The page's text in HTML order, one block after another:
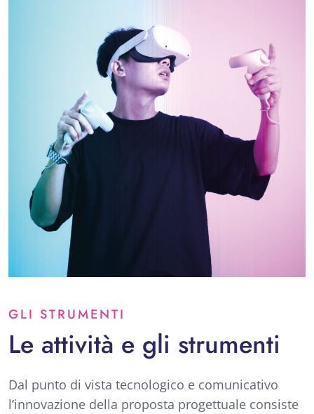
GLI STRUMENTI
Le attività e gli strumenti
Dal punto di vista tecnologico e comunicativo
l’innovazione della proposta progettuale consiste